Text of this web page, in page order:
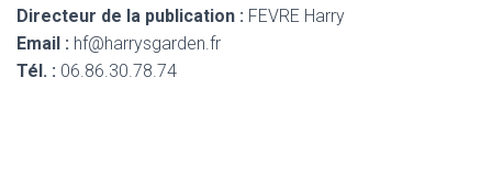
Directeur de la publication : FEVRE Harry
Email : hf@harrysgarden.fr
Tél. : 06.86.30.78.74